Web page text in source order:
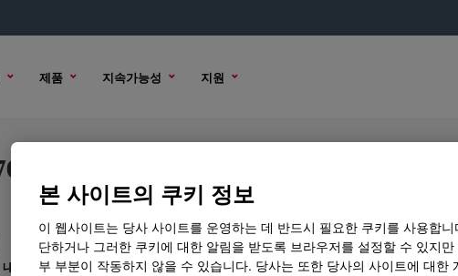
제품 지속가능성 지원
Antifoam
용 샘플 옵션 구매 옵션
본 사이트의 쿠키 정보
이 웹사이트는 당사 사이트를 운영하는 데 반드시 필요한 쿠키를 사용합
단하거나 그러한 쿠키에 대한 알림을 받도록 브라우저를 설정할 수 있지
부 부분이 작동하지 않을 수 있습니다. 당사는 또한 당사의 사이트에 대한